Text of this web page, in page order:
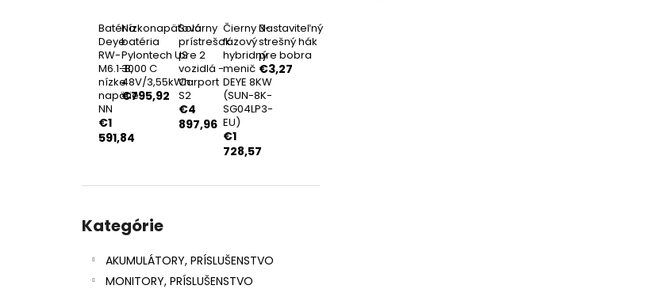
Batéria
Deye
RW-
M6.1-B,
nízke
napätie
NN
€1
591,84
Nízkonapäťová
batéria
Pylontech US
3000 C
48V/3,55kWh
€795,92
Solárny
prístrešok
pre 2
vozidlá -
Carport
S2
€4
897,96
Čierny 3-
fázový
hybridný
menič
DEYE 8KW
(SUN-8K-
SG04LP3-
EU)
€1
728,57
Nastaviteľný
strešný hák
pre bobra
€3,27
kategórie
Kategórie
AKUMULÁTORY, PRÍSLUŠENSTVO
MONITORY, PRÍSLUŠENSTVO